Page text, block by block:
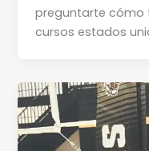
preguntarte cómo
cursos estados